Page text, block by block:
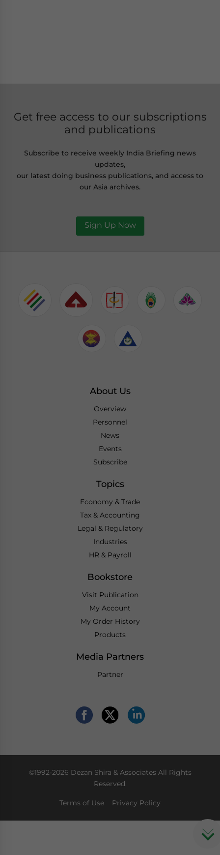
Get free access to our subscriptions
and publications
Subscribe to receive weekly India Briefing news
updates,
our latest doing business publications, and access to
our Asia archives.
Sign Up Now
About Us
Overview
Personnel
News
Events
Subscribe
Topics
Economy & Trade
Tax & Accounting
Legal & Regulatory
Industries
HR & Payroll
Bookstore
Visit Publication
My Account
My Order History
Products
Media Partners
Partner
©1992-2026 Dezan Shira & Associates All Rights
Reserved.
Terms of Use Privacy Policy